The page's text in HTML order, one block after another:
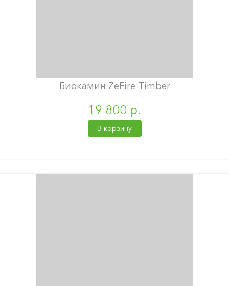
Биокамин ZeFire Timber
19 800 р.
В корзину